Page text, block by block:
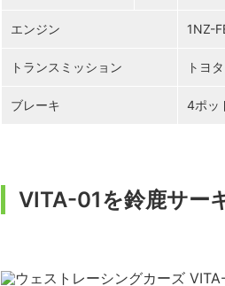
エンジン 1NZ-
トランスミッション トヨ
ブレーキ 4ポッ
VITA-01を鈴鹿サー